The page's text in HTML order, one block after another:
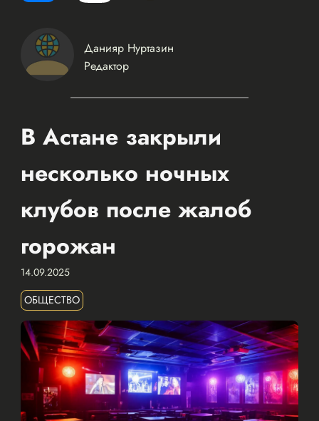
Данияр Нуртазин
Редактор
В Астане закрыли
несколько ночных
клубов после жалоб
горожан
14.09.2025
ОБЩЕСТВО